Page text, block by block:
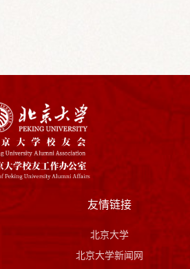
友情链接
北京大学
北京大学新闻网